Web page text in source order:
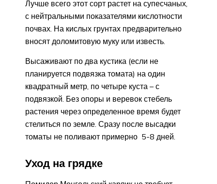
Лучше всего этот сорт растет на супесчаных,
с нейтральными показателями кислотности
почвах. На кислых грунтах предварительно
вносят доломитовую муку или известь.
Высаживают по два кустика (если не
планируется подвязка томата) на один
квадратный метр, по четыре куста – с
подвязкой. Без опоры и веревок стебель
растения через определенное время будет
стелиться по земле. Сразу после высадки
томаты не поливают примерно 5-8 дней.
Уход на грядке